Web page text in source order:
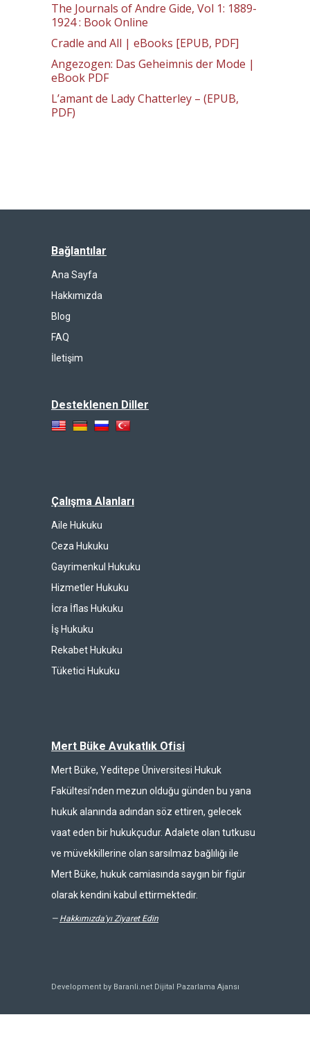
The Journals of Andre Gide, Vol 1: 1889-
1924 : Book Online
Cradle and All | eBooks [EPUB, PDF]
Angezogen: Das Geheimnis der Mode |
eBook PDF
L’amant de Lady Chatterley – (EPUB,
PDF)
Bağlantılar
Ana Sayfa
Hakkımızda
Blog
FAQ
İletişim
Desteklenen Diller
Çalışma Alanları
Aile Hukuku
Ceza Hukuku
Gayrimenkul Hukuku
Hizmetler Hukuku
İcra İflas Hukuku
İş Hukuku
Rekabet Hukuku
Tüketici Hukuku
Mert Büke Avukatlık Ofisi
Mert Büke, Yeditepe Üniversitesi Hukuk
Fakültesi’nden mezun olduğu günden bu yana
hukuk alanında adından söz ettiren, gelecek
vaat eden bir hukukçudur. Adalete olan tutkusu
ve müvekkillerine olan sarsılmaz bağlılığı ile
Mert Büke, hukuk camiasında saygın bir figür
olarak kendini kabul ettirmektedir.
— Hakkımızda'yı Ziyaret Edin
Development by Baranli.net Dijital Pazarlama Ajansı